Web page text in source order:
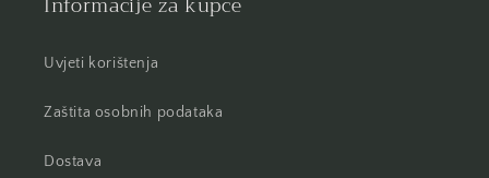
Uvjeti korištenja
Zaštita osobnih podataka
Dostava